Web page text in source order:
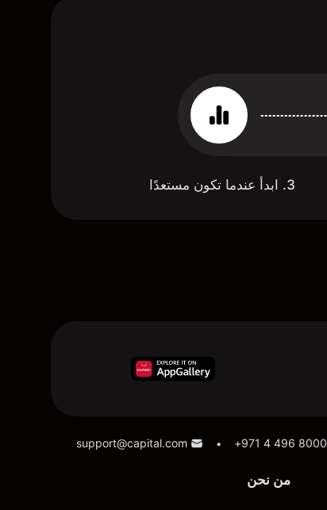
3. ابدأ عندما تكون مستعدًا
+971 4 496 8000
•
support@capital.com
من نحن